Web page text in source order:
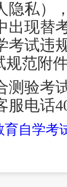
隐私）
出现替
考试违
规范附
验考
服电话
育自学考